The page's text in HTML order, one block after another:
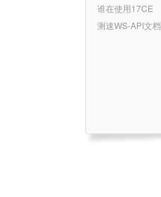
谁在使用17CE
测速WS-API文档